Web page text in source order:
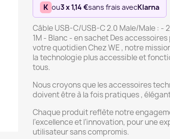
K ou3 x 1,14 €sans frais avecKlarna
Câble USB-C/USB-C 2.0 Male/Male : -
1M - Blanc - en sachet Des
votre quotidien Chez WE , notre
la technologie plus accessible et
tous.
Nous croyons que les accessoires
doivent être à la fois pratiques ,
Chaque produit reflète notre
l’excellence et l’innovation, pour une
utilisateur sans compromis.